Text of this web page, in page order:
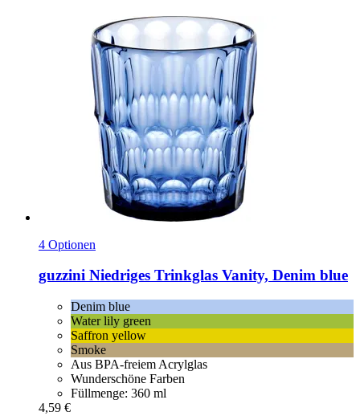
4 Optionen
guzzini Niedriges Trinkglas Vanity, Denim blue
Denim blue
Water lily green
Saffron yellow
Smoke
Aus BPA-freiem Acrylglas
Wunderschöne Farben
Füllmenge: 360 ml
4,59 €